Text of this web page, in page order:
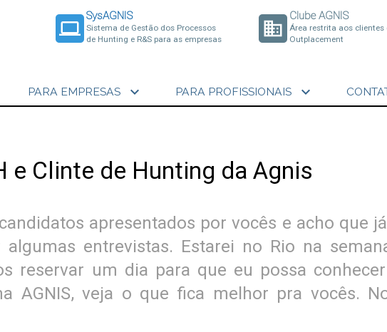
laptop
SysAGNIS
Sistema de Gestão dos Processos
de Hunting e R&S para as empresas
business
Clube AGNIS
Área restrita aos clientes
Outplacement
PARA EMPRESAS expand_more PARA PROFISSIONAIS expand_more
e Clinte de Hunting da Agnis
apresentados por vocês e acho que
entrevistas. Estarei no Rio na
reservar um dia para que eu possa
AGNIS, veja o que fica melhor pra vocês.